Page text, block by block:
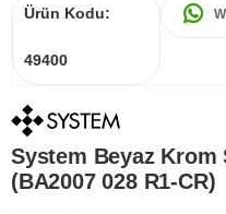
Ürün Kodu:
49400
System Beyaz Krom
(BA2007 028 R1-CR)